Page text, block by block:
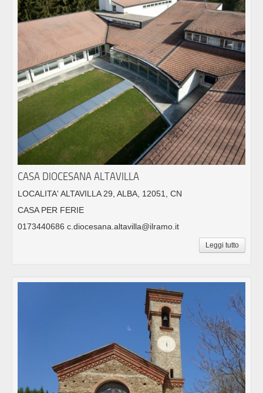
CASA DIOCESANA ALTAVILLA
LOCALITA' ALTAVILLA 29, ALBA, 12051, CN
CASA PER FERIE
0173440686 c.diocesana.altavilla@ilramo.it
Leggi tutto